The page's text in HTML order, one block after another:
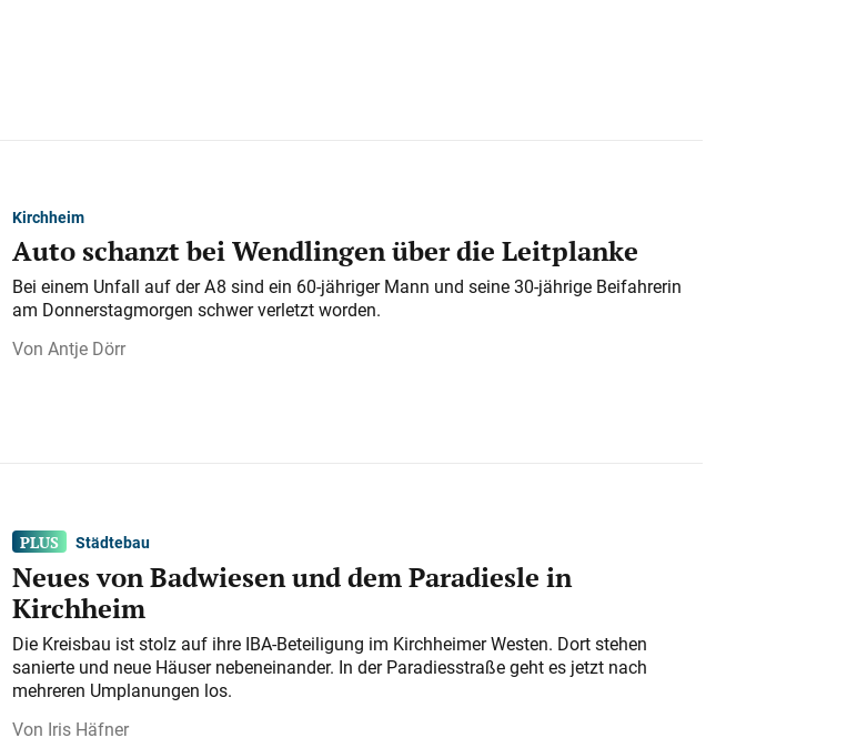
Kirchheim
Auto schanzt bei Wendlingen über die Leitplanke
Bei einem Unfall auf der A 8 sind ein 60-jähriger Mann und seine 30-jährige Beifahrerin
am Donnerstagmorgen schwer verletzt worden.
Antje Dörr
Städtebau
Neues von Badwiesen und dem Paradiesle in
Kirchheim
Die Kreisbau ist stolz auf ihre IBA-Beteiligung im Kirchheimer Westen. Dort stehen
sanierte und neue Häuser nebeneinander. In der Paradiesstraße geht es jetzt nach
mehreren Umplanungen los.
Iris Häfner